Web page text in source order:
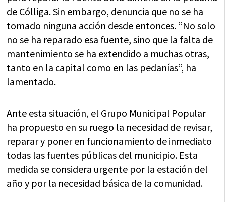
de Cólliga. Sin embargo, denuncia que no se ha
tomado ninguna acción desde entonces. “No solo
no se ha reparado esa fuente, sino que la falta de
mantenimiento se ha extendido a muchas otras,
tanto en la capital como en las pedanías”, ha
lamentado.
Ante esta situación, el Grupo Municipal Popular
ha propuesto en su ruego la necesidad de revisar,
reparar y poner en funcionamiento de inmediato
todas las fuentes públicas del municipio. Esta
medida se considera urgente por la estación del
año y por la necesidad básica de la comunidad.